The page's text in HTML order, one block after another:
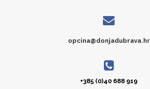
opcina@donjadubrava.hr
+385 (0)40 688 919